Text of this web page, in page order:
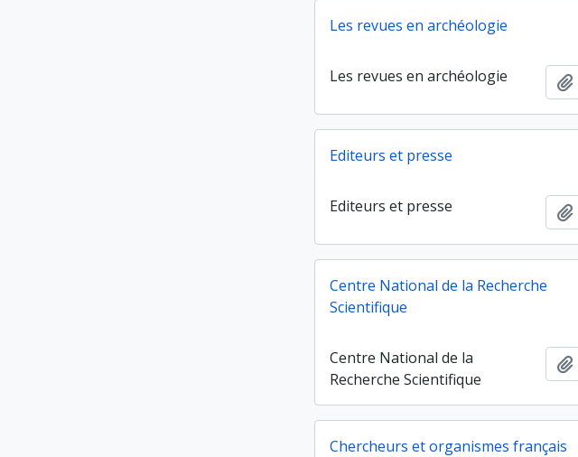
Les revues en archéologie
Les revues en archéologie
Editeurs et presse
Editeurs et presse
Centre National de la Recherche
Scientifique
Centre National de la
Recherche Scientifique
Chercheurs et organismes français